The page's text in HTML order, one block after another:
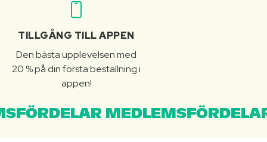
TILLGÅNG TILL APPEN
Den bästa upplevelsen med
20 % på din första beställning i
appen!